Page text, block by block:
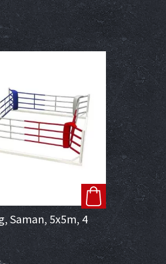
Saman, 5x5m, 4